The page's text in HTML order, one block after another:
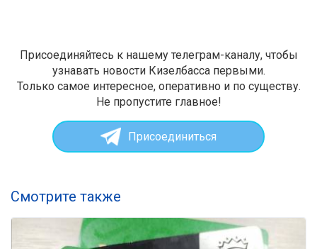
Присоединяйтесь к нашему телеграм-каналу, чтобы
узнавать новости Кизелбасса первыми.
Только самое интересное, оперативно и по существу.
Не пропустите главное!
Присоединиться
Смотрите также